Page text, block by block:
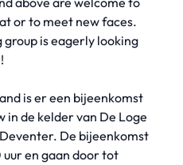
or to meet new faces.
is eagerly looking
is er een bijeenkomst
in de kelder van De Loge
De bijeenkomst
en gaan door tot